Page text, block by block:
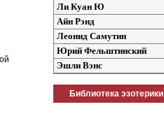
Ли Куан Ю
Айн Рэнд
Леонид Самутин
Юрий Фельштинский
Эшли Вэнс
Библиотека эзотерики